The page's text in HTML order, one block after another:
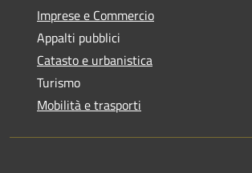
Imprese e Commercio
Appalti pubblici
Catasto e urbanistica
Turismo
Mobilità e trasporti